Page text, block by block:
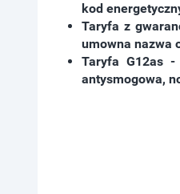
kod
Taryfa z
umowna nazwa
Taryfa G12as
antysmogowa,